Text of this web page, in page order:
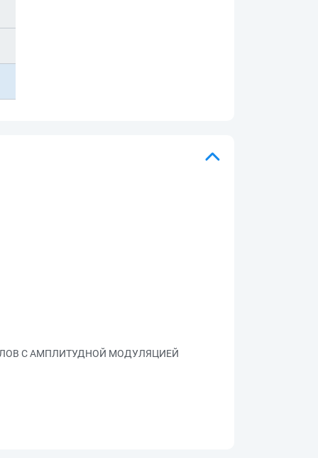
С АМПЛИТУДНОЙ МОДУЛЯЦИЕЙ